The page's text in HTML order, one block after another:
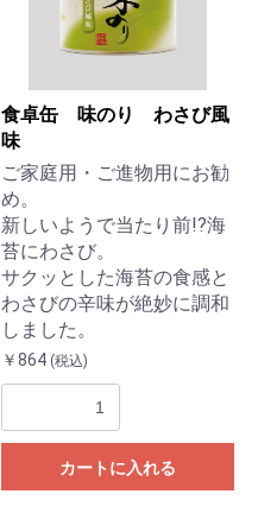
食卓缶 味のり わさび風
味
ご家庭用・ご進物用にお勧
め。
新しいようで当たり前!?海
苔にわさび。
サクッとした海苔の食感と
わさびの辛味が絶妙に調和
しました。
￥864 (税込)
カートに入れる